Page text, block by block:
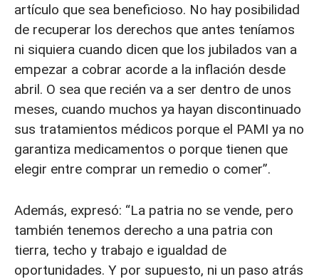
artículo que sea beneficioso. No hay posibilidad
de recuperar los derechos que antes teníamos
ni siquiera cuando dicen que los jubilados van a
empezar a cobrar acorde a la inflación desde
abril. O sea que recién va a ser dentro de unos
meses, cuando muchos ya hayan discontinuado
sus tratamientos médicos porque el PAMI ya no
garantiza medicamentos o porque tienen que
elegir entre comprar un remedio o comer”.
Además, expresó: “La patria no se vende, pero
también tenemos derecho a una patria con
tierra, techo y trabajo e igualdad de
oportunidades. Y por supuesto, ni un paso atrás